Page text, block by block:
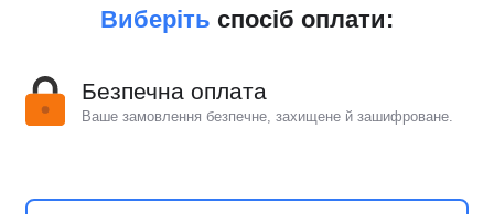
Виберіть спосіб оплати:
Безпечна оплата
Ваше замовлення безпечне, захищене й зашифроване.